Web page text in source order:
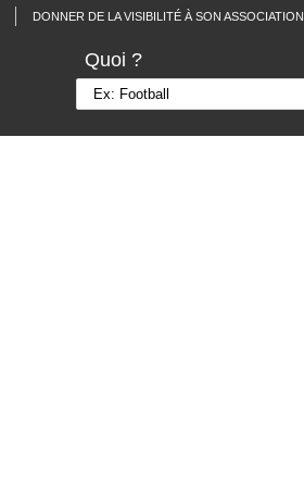
DONNER DE LA VISIBILITÉ À SON ASSOCIATION
Quoi ?